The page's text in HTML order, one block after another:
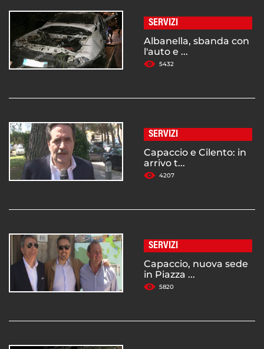
SERVIZI
Albanella, sbanda con
l'auto e ...
5432
SERVIZI
Capaccio e Cilento: in
arrivo t...
4207
SERVIZI
Capaccio, nuova sede
in Piazza ...
5820